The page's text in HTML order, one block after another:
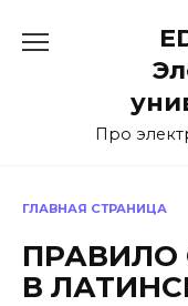
Про
ГЛАВНАЯ СТРАНИЦА
ПРАВИЛО
В